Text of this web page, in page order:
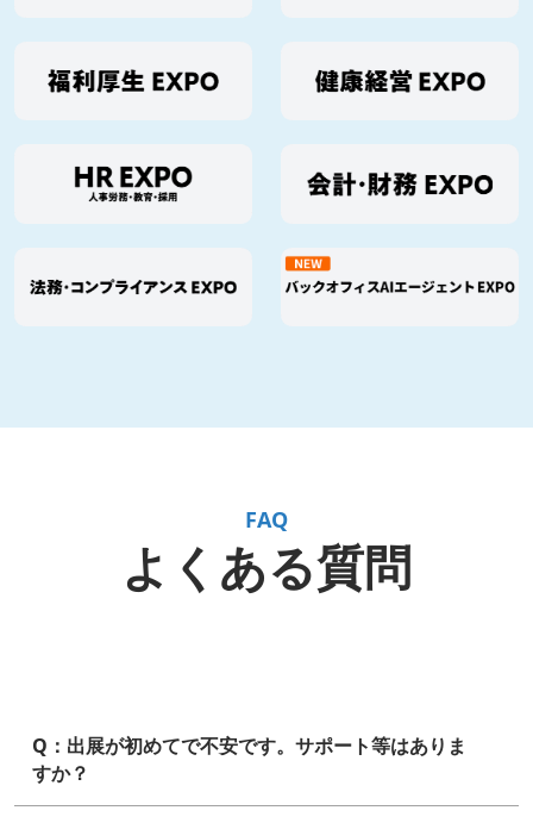
FAQ
よくある質問
Q：出展が初めてで不安です。サポート等はありま
すか？